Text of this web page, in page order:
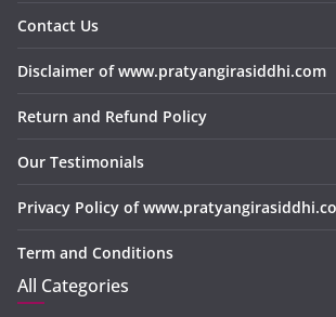
Contact Us
Disclaimer of www.pratyangirasiddhi.com
Return and Refund Policy
Our Testimonials
Privacy Policy of
Term and Conditions
All Categories